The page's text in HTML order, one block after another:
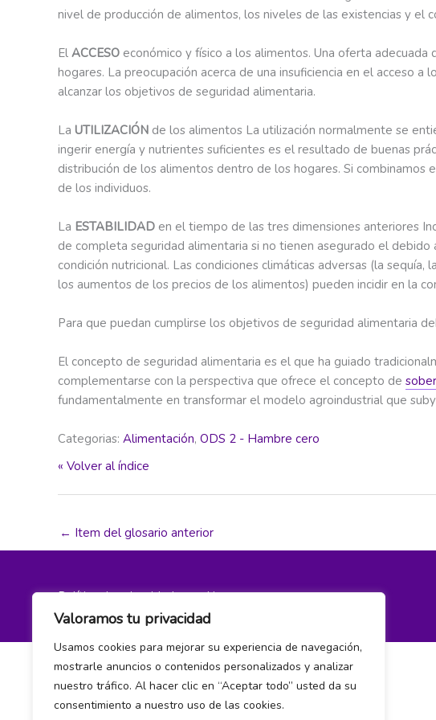
Valoramos tu privacidad
Usamos cookies para mejorar su experiencia de navegación,
mostrarle anuncios o contenidos personalizados y analizar
nuestro tráfico. Al hacer clic en “Aceptar todo” usted da su
consentimiento a nuestro uso de las cookies.
nivel de producción de alimentos, los niveles de las existencias y el
El ACCESO económico y físico a los alimentos. Una oferta
hogares. La preocupación acerca de una insuficiencia en el acceso
alcanzar los objetivos de seguridad alimentaria.
La UTILIZACIÓN de los alimentos La utilización normalmente se
ingerir energía y nutrientes suficientes es el resultado de buenas
distribución de los alimentos dentro de los hogares. Si
de los individuos.
La ESTABILIDAD en el tiempo de las tres dimensiones anteriores
de completa seguridad alimentaria si no tienen asegurado el
condición nutricional. Las condiciones climáticas adversas (la
los aumentos de los precios de los alimentos) pueden incidir en la
Para que puedan cumplirse los objetivos de seguridad alimentaria
El concepto de seguridad alimentaria es el que ha guiado
complementarse con la perspectiva que ofrece el concepto de
fundamentalmente en transformar el modelo agroindustrial que
Categorias: Alimentación, ODS 2 - Hambre cero
« Volver al índice
← Item del glosario anterior
Política de privacidad y cookies